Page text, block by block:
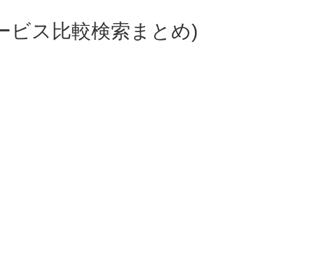
ビス比較検索まとめ)